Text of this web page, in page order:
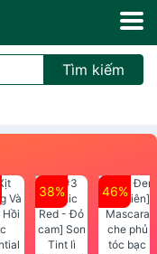
Tìm kiếm
38% 46%